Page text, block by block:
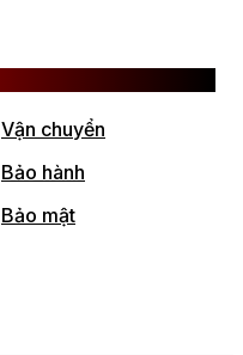
Vận chuyển
Bảo hành
Bảo mật